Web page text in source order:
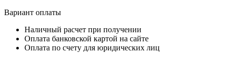
Вариант оплаты
Наличный расчет при получении
Оплата банковской картой на сайте
Оплата по счету для юридических лиц